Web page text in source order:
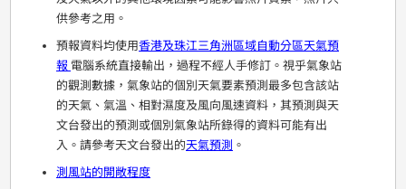
供參考之用。
預報資料均使用香港及珠江三角洲區域自動分區天氣預
報 電腦系統直接輸出，過程不經人手修訂。視乎氣象站
的觀測數據，氣象站的個別天氣要素預測最多包含該站
的天氣、氣溫、相對濕度及風向風速資料，其預測與天
文台發出的預測或個別氣象站所錄得的資料可能有出
入。請參考天文台發出的天氣預測 。
測風站的開敞程度